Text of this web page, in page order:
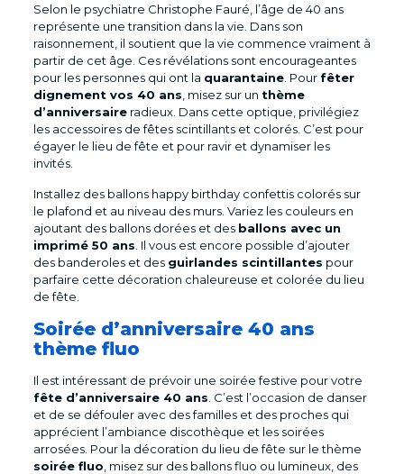
Selon le psychiatre Christophe Fauré, l’âge de 40 ans
représente une transition dans la vie. Dans son
raisonnement, il soutient que la vie commence vraiment à
partir de cet âge. Ces révélations sont encourageantes
pour les personnes qui ont la quarantaine. Pour fêter
dignement vos 40 ans , misez sur un thème
d’anniversaireradieux. Dans cette optique, privilégiez
les accessoires de fêtes scintillants et colorés. C’est pour
égayer le lieu de fête et pour ravir et dynamiser les
invités.
Installez des ballons happy birthday confettis colorés sur
le plafond et au niveau des murs. Variez les couleurs en
ajoutant des ballons dorées et des ballons avec un
imprimé 50 ans . Il vous est encore possible d’ajouter
des banderoles et des guirlandes scintillantes pour
parfaire cette décoration chaleureuse et colorée du lieu
de fête.
Soirée d’anniversaire 40 ans
thème fluo
Il est intéressant de prévoir une soirée festive pour votre
fête d’anniversaire 40 ans . C’est l’occasion de danser
et de se défouler avec des familles et des proches qui
apprécient l’ambiance discothèque et les soirées
arrosées. Pour la décoration du lieu de fête sur le thème
soirée fluo , misez sur des ballons fluo ou lumineux, des